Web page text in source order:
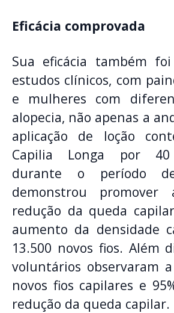
Eficácia comprovada
Sua eficácia também
estudos clínicos, com
e mulheres com
alopecia, não apenas a
aplicação de loção
Capilia Longa por 40
durante o período
demonstrou
redução da queda
aumento da densidade
13.500 novos fios. Além
voluntários observaram
novos fios capilares e
redução da queda capilar.